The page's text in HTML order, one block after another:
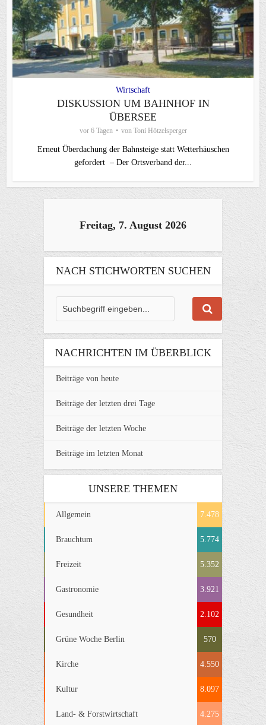
Wirtschaft
DISKUSSION UM BAHNHOF IN
ÜBERSEE
vor 6 Tagen von Toni Hötzelsperger
Erneut Überdachung der Bahnsteige statt Wetterhäuschen
gefordert – Der Ortsverband der...
Freitag, 7. August 2026
NACH STICHWORTEN SUCHEN
NACHRICHTEN IM ÜBERBLICK
Beiträge von heute
Beiträge der letzten drei Tage
Beiträge der letzten Woche
Beiträge im letzten Monat
UNSERE THEMEN
Allgemein 7.478
Brauchtum 5.774
Freizeit 5.352
Gastronomie 3.921
Gesundheit 2.102
Grüne Woche Berlin 570
Kirche 4.550
Kultur 8.097
Land- & Forstwirtschaft 4.275